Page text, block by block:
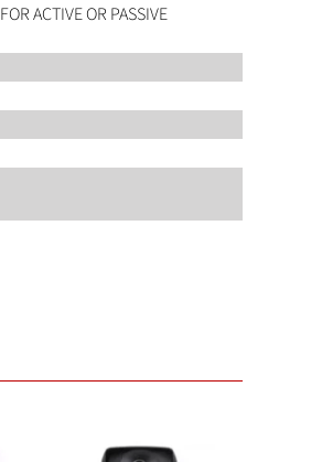
ACTIVE OR PASSIVE